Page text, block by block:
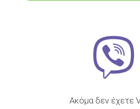
Ακόμα δεν έχετε